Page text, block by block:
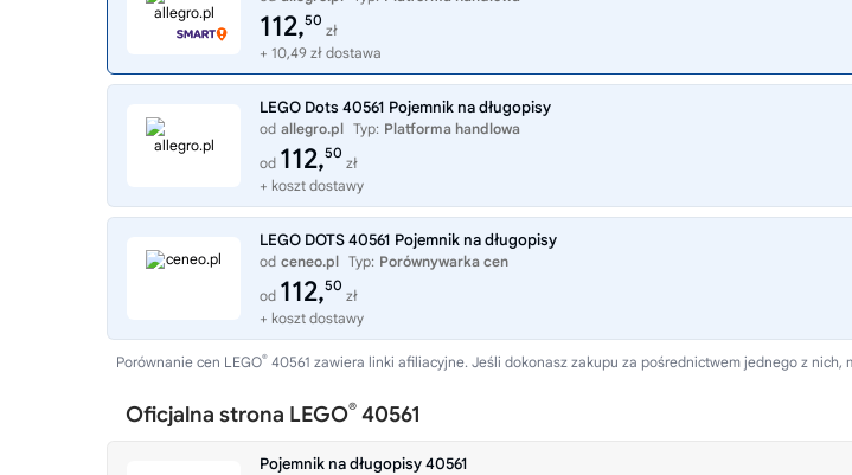
112,50
zł
+ 10,49 zł dostawa
LEGO Dots 40561 Pojemnik na długopisy
od allegro.pl Typ: Platforma handlowa
od 112,50
zł
+ koszt dostawy
LEGO DOTS 40561 Pojemnik na długopisy
od ceneo.pl Typ: Porównywarka cen
od 112,50
zł
+ koszt dostawy
Porównanie cen LEGO® 40561 zawiera linki afiliacyjne. Jeśli dokonasz zakupu za pośrednictwem jednego z
Oficjalna strona LEGO® 40561
Pojemnik na długopisy 40561